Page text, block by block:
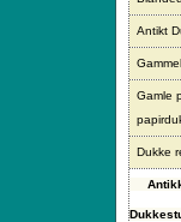
Antikt
Gamle
Dukke